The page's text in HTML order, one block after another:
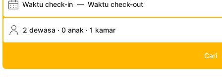
Waktu check-in — Waktu check-out
2 dewasa · 0 anak · 1 kamar
Cari